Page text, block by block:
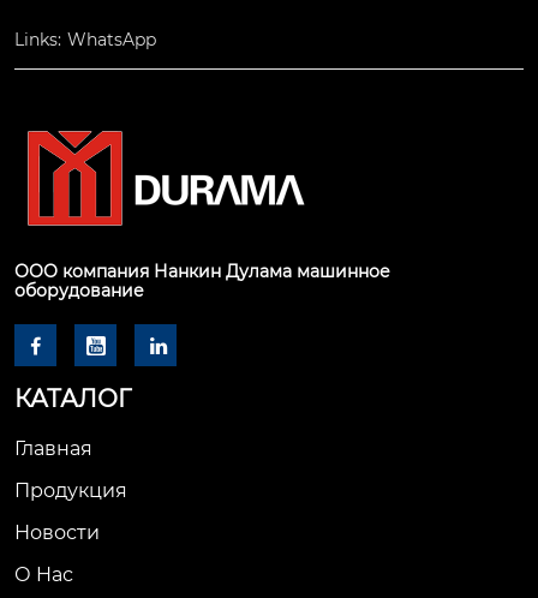
Links: WhatsApp
ООО компания Нанкин Дулама машинное
оборудование
  
КАТАЛОГ
Главная
Продукция
Новости
О Hас